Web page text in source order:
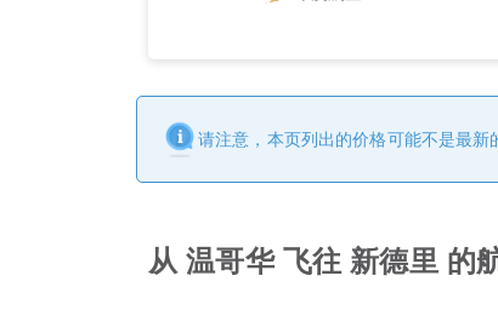
请注意，本页列出的价格可能不是最新
从 温哥华 飞往 新德里 的